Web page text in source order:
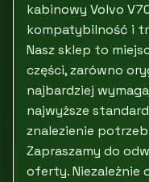
kabinowy Volvo
kompatybilność i
Nasz sklep to
części, zarówno
najbardziej
najwyższe
znalezienie
Zapraszamy do
oferty. Niezależnie